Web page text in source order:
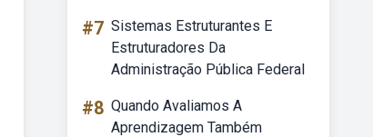
#7 Sistemas Estruturantes E
Estruturadores Da
Administração Pública Federal
#8 Quando Avaliamos A
Aprendizagem Também